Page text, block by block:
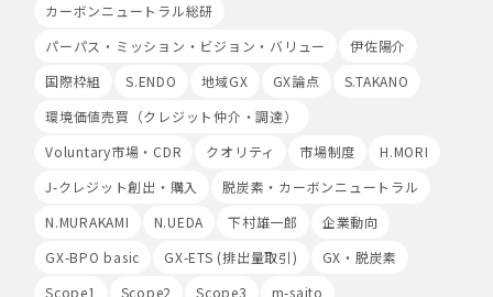
当社は、サービス向上のためにGoogle LLC（以下
「Google社」といいます。）の提供するGoogle
Analyticsを利用しますと、Google社又は当社の設定す
るCookieをもとにして、Google社が利用者様によるサ
イト訪問履歴を収集、記録、分析します。当社は、
Google社からその分析結果を受け取り、利用者様の利用
録、分析された利用者様の情報には、特定の個人を識別す
る情報は一切含まれません。また、それらの情報は、
管理されます。
カーボンニュートラル総研
パーパス・ミッション・ビジョン・バリュー
伊佐陽介
国際枠組
S.ENDO 地域GX GX論点
S.TAKANO
環境価値売買（クレジット仲介・調達）
Voluntary市場・CDR
クオリティ 市場制度
H.MORI
J-クレジット創出・購入
脱炭素・カーボンニュートラル
N.MURAKAMI
N.UEDA 下村雄一郎
企業動向
GX-BPO basic
GX-ETS (排出量取引)
GX・脱炭素
Scope1
Scope2 Scope3
m-saito